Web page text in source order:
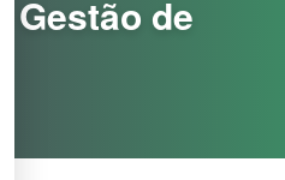
Gestão de